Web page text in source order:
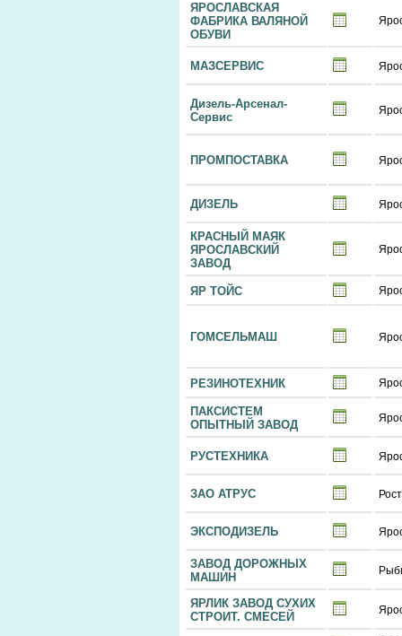
ЯРОСЛАВСКАЯ
ФАБРИКА ВАЛЯНОЙ
ОБУВИ
МАЗСЕРВИС
Дизель-Арсенал-
Сервис
ПРОМПОСТАВКА
ДИЗЕЛЬ
КРАСНЫЙ МАЯК
ЯРОСЛАВСКИЙ
ЗАВОД
ЯР ТОЙС
ГОМСЕЛЬМАШ
РЕЗИНОТЕХНИК
ПАКСИСТЕМ
ОПЫТНЫЙ ЗАВОД
РУСТЕХНИКА
ЗАО АТРУС
ЭКСПОДИЗЕЛЬ
ЗАВОД ДОРОЖНЫХ
МАШИН
ЯРЛИК ЗАВОД СУХИХ
СТРОИТ. СМЕСЕЙ